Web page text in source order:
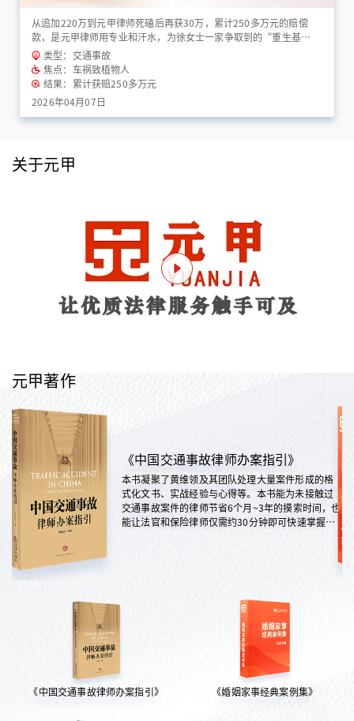
从追加220万到元甲律师死磕后再获30万，累计250多万元的赔偿
款，是元甲律师用专业和汗水，为徐女士一家争取到的“重生基
金”！
类型：交通事故
焦点：车祸致植物人
结果：累计获赔250多万元
2026年04月07日
关于元甲
元甲著作
《中国交通事故律师办案指引》
本书凝聚了黄维领及其团队处理大量案件形成的格
式化文书、实战经验与心得等。本书能为未接触过
交通事故案件的律师节省6个月~3年的摸索时间，也
能让法官和保险律师仅需约30分钟即可快速掌握案
《中国交通事故律师办案指引》 《婚姻家事经典案例集》